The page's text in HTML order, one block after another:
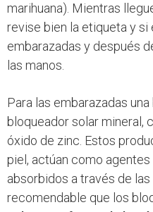
marihuana). Mientras
revise bien la etiqueta y si
embarazadas y después
las manos.
Para las embarazadas
bloqueador solar mineral,
óxido de zinc. Estos
piel, actúan como
absorbidos a través de las
recomendable que los